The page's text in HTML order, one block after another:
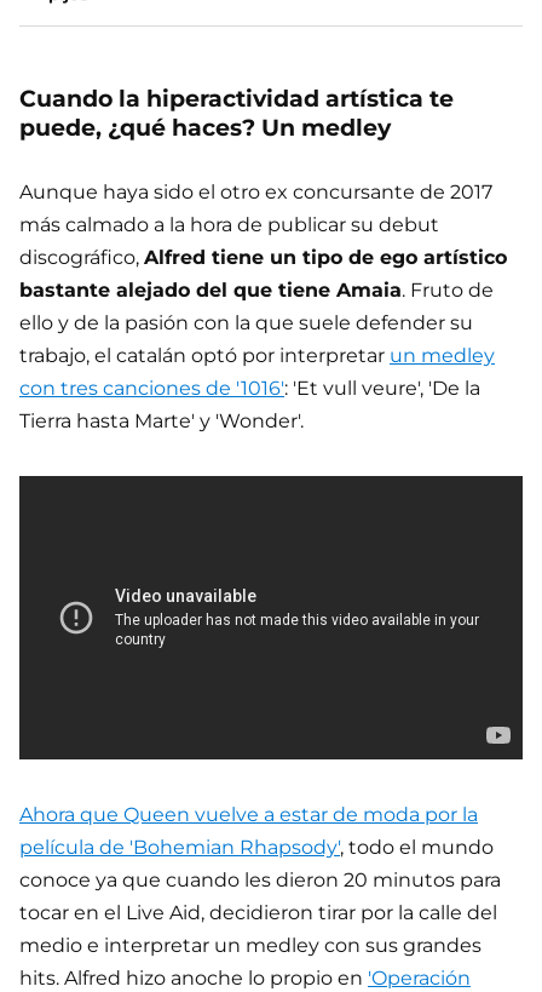
Cuando la hiperactividad artística te
puede, ¿qué haces? Un medley
Aunque haya sido el otro ex concursante de 2017
más calmado a la hora de publicar su debut
discográfico, Alfred tiene un tipo de ego artístico
bastante alejado del que tiene Amaia. Fruto de
ello y de la pasión con la que suele defender su
trabajo, el catalán optó por interpretar un medley
con tres canciones de '1016': 'Et vull veure', 'De la
Tierra hasta Marte' y 'Wonder'.
Ahora que Queen vuelve a estar de moda por la
película de 'Bohemian Rhapsody', todo el mundo
conoce ya que cuando les dieron 20 minutos para
tocar en el Live Aid, decidieron tirar por la calle del
medio e interpretar un medley con sus grandes
hits. Alfred hizo anoche lo propio en 'Operación